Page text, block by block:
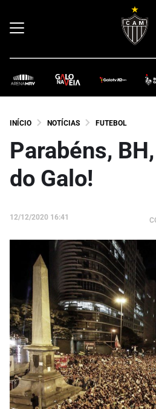
INÍCIO NOTÍCIAS FUTEBOL
Parabéns,
do Galo!
12/12/2020 16:41